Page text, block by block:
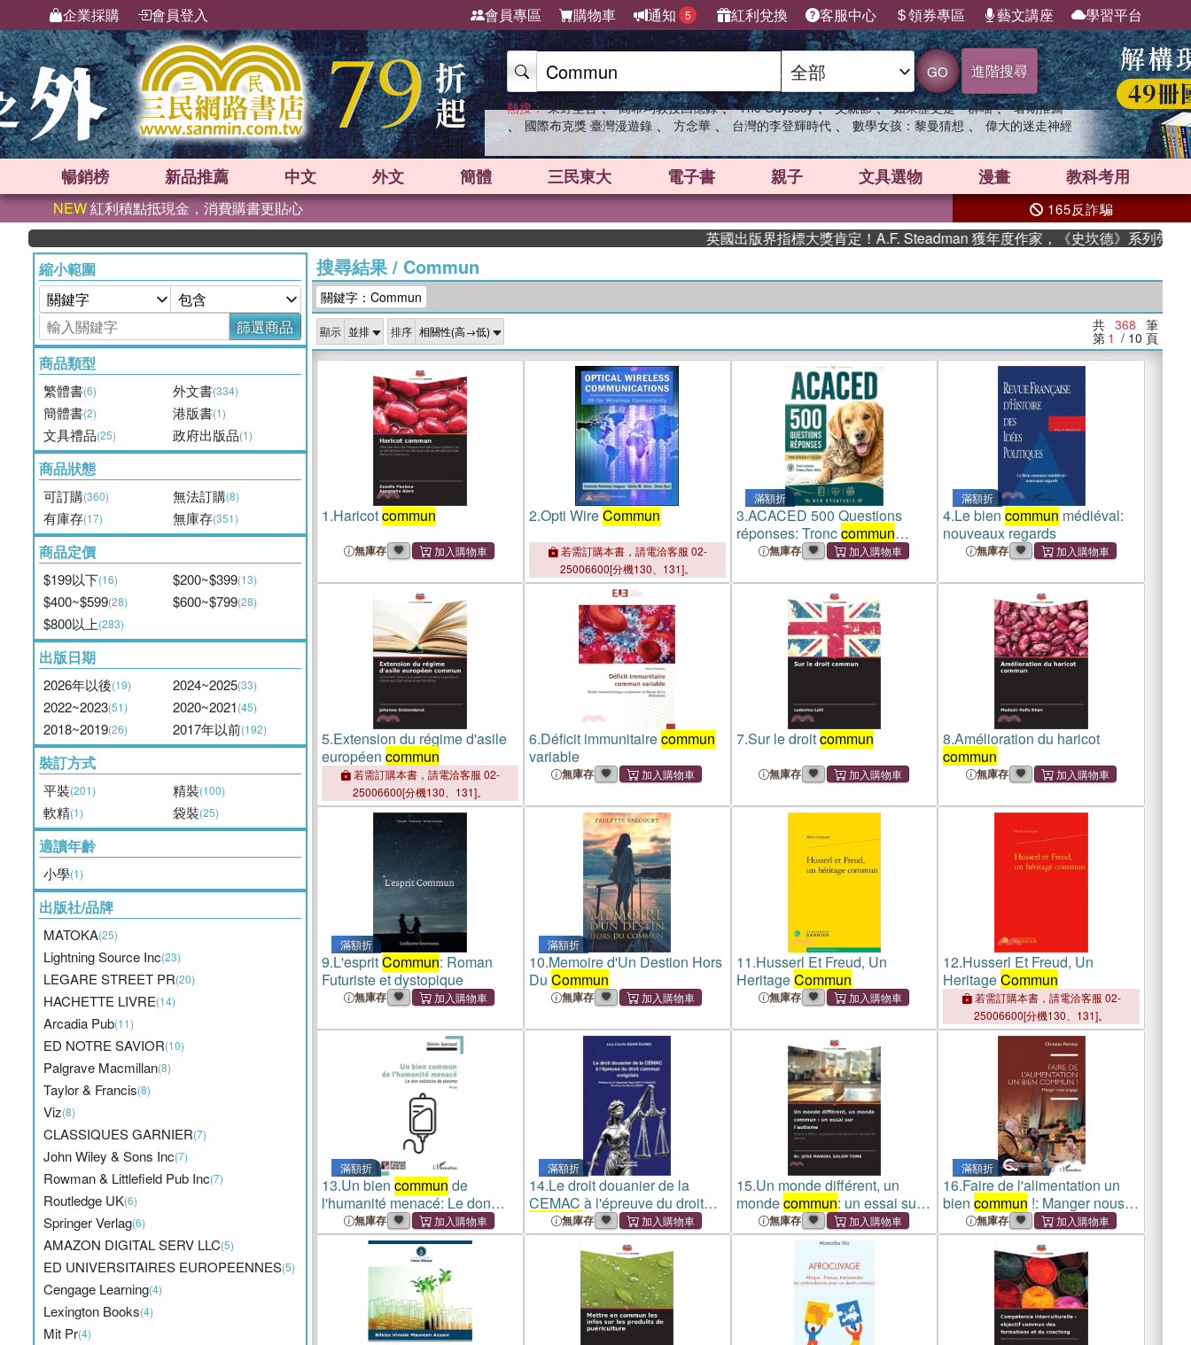
企業採購 會員登入 會員專區 購物車 通知 5 紅利兌換 客服中心 領券專區 藝文講座 學習平台
GO 進階搜尋
熱搜： 東野圭吾 、 高希均教授回憶錄 、 The Odyssey 、 父親節 、 如果歷史是一群喵 、 暑期推薦
、 國際布克獎 臺灣漫遊錄 、 方念華 、 台灣的李登輝時代 、 數學女孩：黎曼猜想 、 偉大的迷走神經
暢銷榜 新品推薦 中文 外文 簡體 三民東大 電子書 親子 文具選物 漫畫 教科考用
NEW紅利積點抵現金，消費購書更貼心 165反詐騙
英國出版界指標大獎肯定！A.F. Steadman 獲年度作家，《史坎德》系列帶你踏上熱血
縮小範圍
篩選商品
商品類型
繁體書(6) 外文書(334)
簡體書(2) 港版書(1)
文具禮品(25) 政府出版品(1)
商品狀態
可訂購(360) 無法訂購(8)
有庫存(17) 無庫存(351)
商品定價
$199以下(16) $200~$399(13)
$400~$599(28) $600~$799(28)
$800以上(283)
出版日期
2026年以後(19) 2024~2025(33)
2022~2023(51) 2020~2021(45)
2018~2019(26) 2017年以前(192)
裝訂方式
平裝(201) 精裝(100)
軟精(1) 袋裝(25)
適讀年齡
小學(1)
出版社/品牌
MATOKA(25)
Lightning Source Inc(23)
LEGARE STREET PR(20)
HACHETTE LIVRE(14)
Arcadia Pub(11)
ED NOTRE SAVIOR(10)
Palgrave Macmillan(8)
Taylor & Francis(8)
Viz(8)
CLASSIQUES GARNIER(7)
John Wiley & Sons Inc(7)
Rowman & Littlefield Pub Inc(7)
Routledge UK(6)
Springer Verlag(6)
AMAZON DIGITAL SERV LLC(5)
ED UNIVERSITAIRES EUROPEENNES(5)
Cengage Learning(4)
Lexington Books(4)
Mit Pr(4)
搜尋結果/ Commun
關鍵字：Commun
顯示 排序 共 368 筆
第 1 / 10 頁
1.Haricotcommun
無庫存
2.Opti WireCommun
若需訂購本書，請電洽客服 02-
25006600[分機130、131]。
滿額折
3.ACACED 500 Questions
réponses: Tronccommun
Chiens, Chats, NACs
無庫存
滿額折
4.Le biencommun médiéval:
nouveaux regards
無庫存
5.Extension du régime d'asile
européen commun
若需訂購本書，請電洽客服 02-
25006600[分機130、131]。
6.Déficit immunitairecommun
variable
無庫存
7.Sur le droitcommun
無庫存
8.Amélioration du haricot
commun
無庫存
滿額折
9.L'espritCommun: Roman
Futuriste et dystopique
無庫存
滿額折
10.Memoire d'Un Destion Hors
Du Commun
無庫存
11.Husserl Et Freud, Un
HeritageCommun
無庫存
12.Husserl Et Freud, Un
HeritageCommun
若需訂購本書，請電洽客服 02-
25006600[分機130、131]。
滿額折
13.Un bien commun de
l'humanité menacé: Le don
solidaire de plasma
無庫存
滿額折
14.Le droit douanier de la
CEMAC à l'épreuve du droit
communcongolais
無庫存
15.Un monde différent, un
mondecommun: un essai sur
l'autisme
無庫存
滿額折
16.Faire de l'alimentation un
biencommun !: Manger nous
engage無庫存